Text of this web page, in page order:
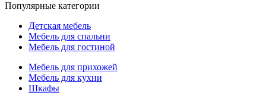
Популярные категории
Детская мебель
Мебель для спальни
Мебель для гостиной
Мебель для прихожей
Мебель для кухни
Шкафы